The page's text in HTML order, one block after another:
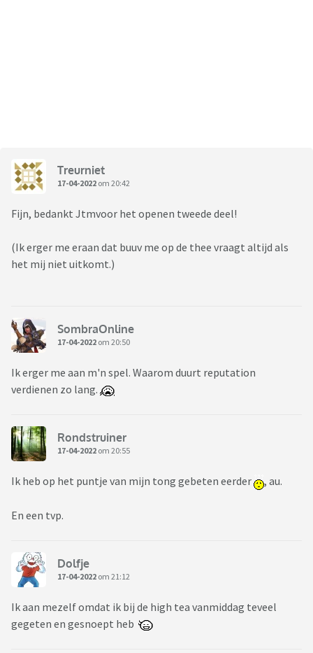
Treurniet
17-04-2022 om 20:42
Fijn, bedankt Jtmvoor het openen tweede deel!
(Ik erger me eraan dat buuv me op de thee vraagt altijd als
het mij niet uitkomt.)
SombraOnline
17-04-2022 om 20:50
Ik erger me aan m'n spel. Waarom duurt reputation
verdienen zo lang.
Rondstruiner
17-04-2022 om 20:55
Ik heb op het puntje van mijn tong gebeten eerder , au.
En een tvp.
Dolfje
17-04-2022 om 21:12
Ik aan mezelf omdat ik bij de high tea vanmiddag teveel
gegeten en gesnoept heb